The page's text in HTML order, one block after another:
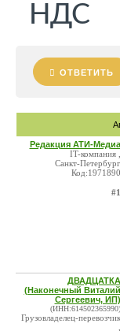
НДС
ОТВЕТИТЬ
Редакция АТИ-Медиа
IT-компания ,
Санкт-Петербург
Код:1971890
#1
ДВАДЦАТКА
(Наконечный Виталий
Сергеевич, ИП)
(ИНН:614502365990)
Грузовладелец-перевозчик